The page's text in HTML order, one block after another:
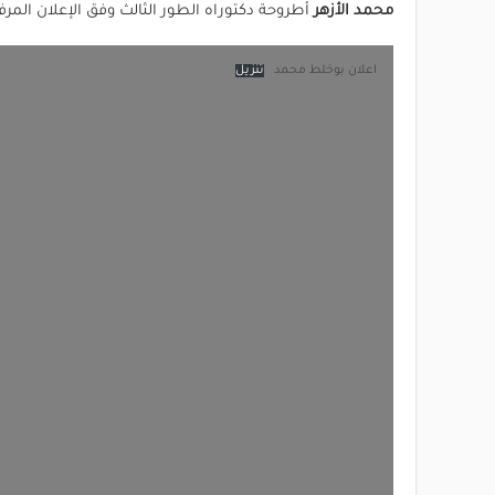
محمد الأزهرأطروحة دكتوراه الطور الثالث وفق الإعلان
اعلان بوخلط محمد تنزيل